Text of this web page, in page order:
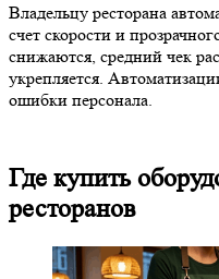
Владельцу ресторана
счет скорости и
снижаются, средний чек
укрепляется.
ошибки персонала.
Где купить
ресторанов